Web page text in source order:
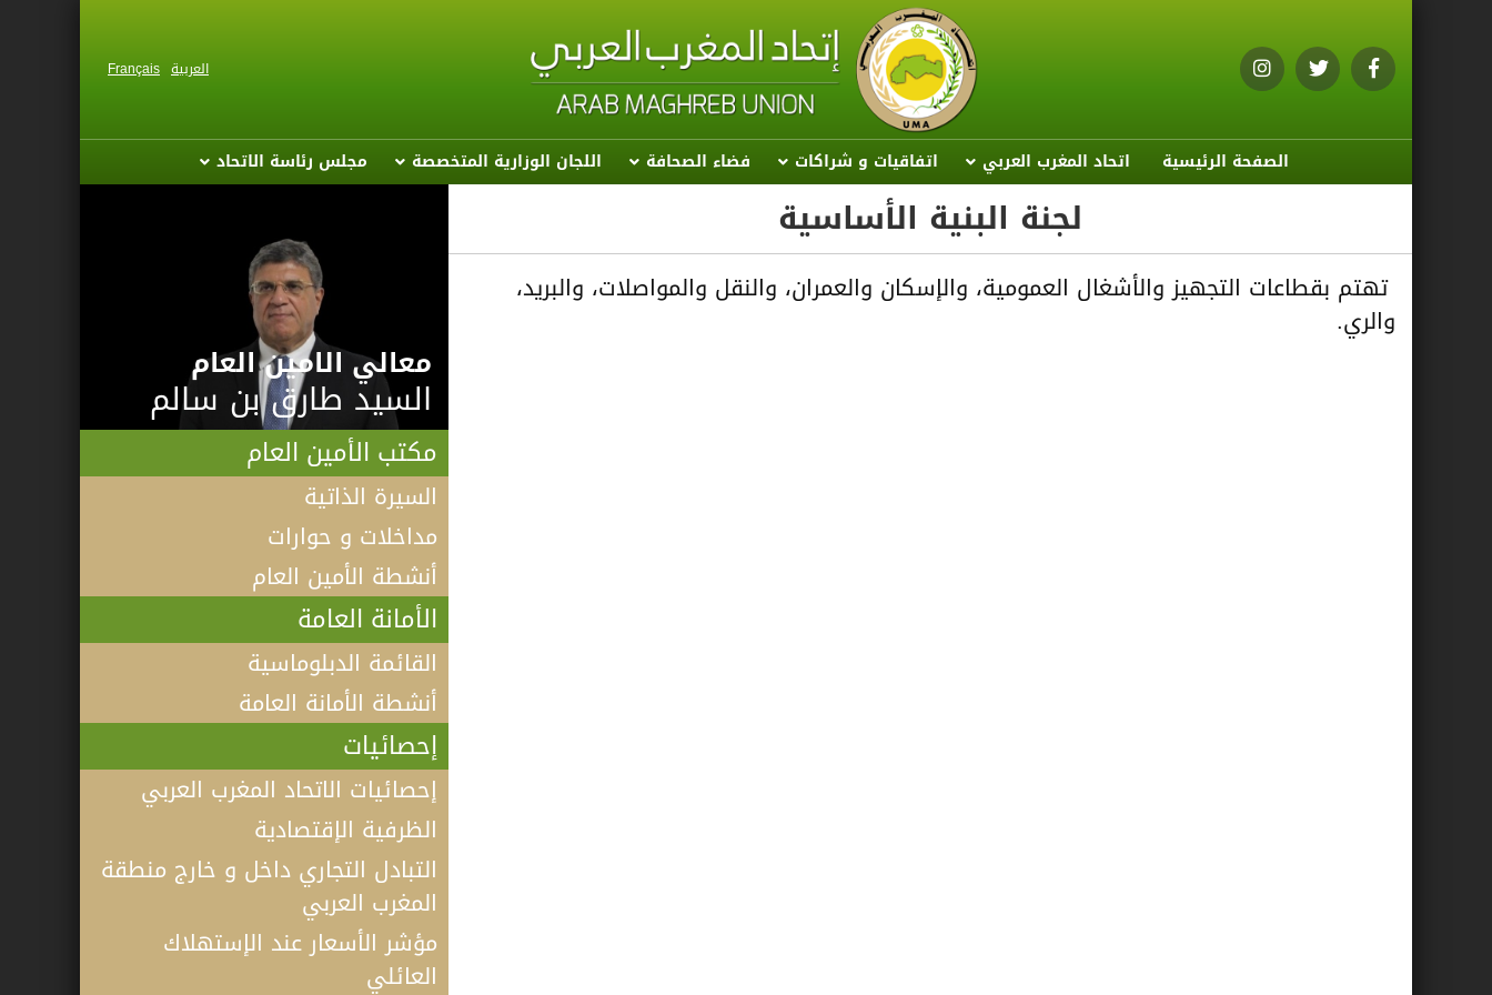
العربية Français
الصفحة الرئيسية اتحاد المغرب العربي اتفاقيات و شراكات فضاء الصحافة اللجان الوزارية المتخصصة مجلس رئاسة الاتحاد
لجنة البنية الأساسية
تهتم بقطاعات التجهيز والأشغال العمومية، والإسكان والعمران، والنقل والمواصلات، والبريد،
والري.
معالي الامين العام
السيد طارق بن سالم
مكتب الأمين العام
السيرة الذاتية
مداخلات و حوارات
أنشطة الأمين العام
الأمانة العامة
القائمة الدبلوماسية
أنشطة الأمانة العامة
إحصائيات
إحصائيات الاتحاد المغرب العربي
الظرفية الإقتصادية
التبادل التجاري داخل و خارج منطقة
المغرب العربي
مؤشر الأسعار عند الإستهلاك
العائلي
فيديو كلمة الأمين العام لاتحاد المغرب
العربي أ.د الطيب البكوش في الندوة